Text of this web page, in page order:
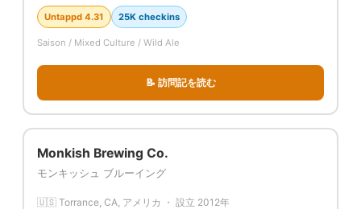
Untappd 4.31 25K checkins
Saison / Mixed Culture / Wild Ale
📝 訪問記を読む
Monkish Brewing Co.
モンキッシュ ブルーイング
🇺🇸 Torrance, CA, アメリカ ・ 設立 2012年